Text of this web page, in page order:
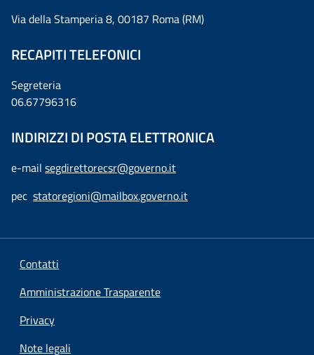
Via della Stamperia 8, 00187 Roma (RM)
RECAPITI TELEFONICI
Segreteria
06.67796316
INDIRIZZI DI POSTA ELETTRONICA
e-mail segdirettorecsr@governo.it
pec statoregioni@mailbox.governo.it
Contatti
Amministrazione Trasparente
Privacy
Note legali